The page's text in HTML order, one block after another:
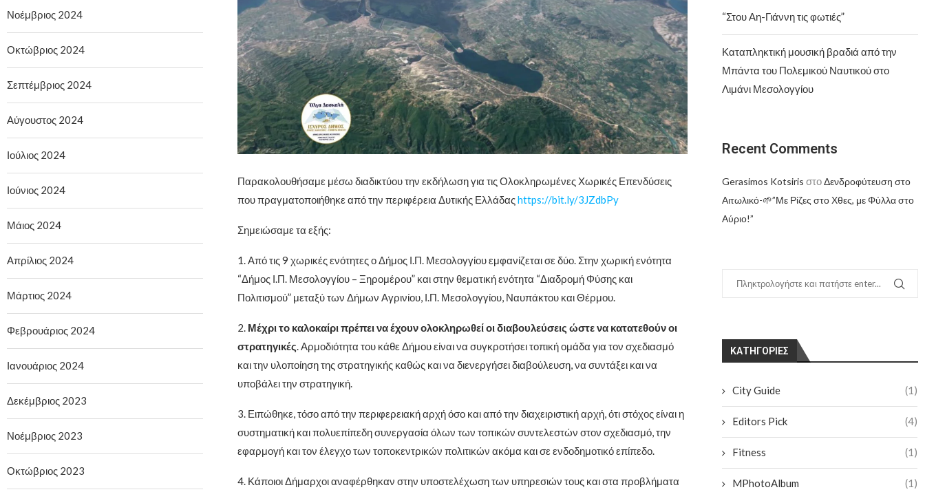
Παρακολουθήσαμε μέσω διαδικτύου την εκδήλωση για τις Ολοκληρωμένες Χωρικές Επενδύσεις
που πραγματοποιήθηκε από την περιφέρεια Δυτικής Ελλάδαςhttps://bit.ly/3JZdbPy
Σημειώσαμε τα εξής:
1. Από τις 9 χωρικές ενότητες ο Δήμος Ι.Π. Μεσολογγίου εμφανίζεται σε δύο. Στην χωρική ενότητα
“Δήμος Ι.Π. Μεσολογγίου – Ξηρομέρου” και στην θεματική ενότητα “Διαδρομή Φύσης και
Πολιτισμού” μεταξύ των Δήμων Αγρινίου, Ι.Π. Μεσολογγίου, Ναυπάκτου και Θέρμου.
2. Μέχρι το καλοκαίρι πρέπει να έχουν ολοκληρωθεί οι διαβουλεύσεις ώστε να κατατεθούν οι
στρατηγικές . Αρμοδιότητα του κάθε Δήμου είναι να συγκροτήσει τοπική ομάδα για τον σχεδιασμό
και την υλοποίηση της στρατηγικής καθώς και να διενεργήσει διαβούλευση, να συντάξει και να
υποβάλει την στρατηγική.
3. Ειπώθηκε, τόσο από την περιφερειακή αρχή όσο και από την διαχειριστική αρχή, ότι στόχος είναι η
συστηματική και πολυεπίπεδη συνεργασία όλων των τοπικών συντελεστών στον σχεδιασμό, την
εφαρμογή και τον έλεγχο των τοποκεντρικών πολιτικών ακόμα και σε ενδοδημοτικό επίπεδο.
4. Κάποιοι Δήμαρχοι αναφέρθηκαν στην υποστελέχωση των υπηρεσιών τους και στα προβλήματα
“Στου Αη-Γιάννη τις φωτιές”
Καταπληκτική μουσική βραδιά από την
Μπάντα του Πολεμικού Ναυτικού στο
Λιμάνι Μεσολογγίου
Recent Comments
Gerasimos Kotsiris στοΔενδροφύτευση στο
Αιτωλικό-🌱”Με Ρίζες στο Χθες, με Φύλλα στο
Αύριο!”
KΑΤΗΓΟΡΊΕΣ
City Guide (1)
Editors Pick (4)
Fitness (1)
MPhotoAlbum (1)
Νοέμβριος 2024
Οκτώβριος 2024
Σεπτέμβριος 2024
Αύγουστος 2024
Ιούλιος 2024
Ιούνιος 2024
Μάιος 2024
Απρίλιος 2024
Μάρτιος 2024
Φεβρουάριος 2024
Ιανουάριος 2024
Δεκέμβριος 2023
Νοέμβριος 2023
Οκτώβριος 2023